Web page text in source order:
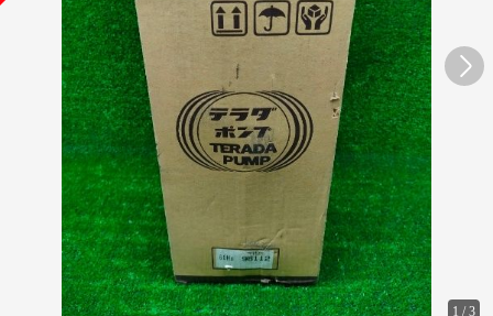
1 /3